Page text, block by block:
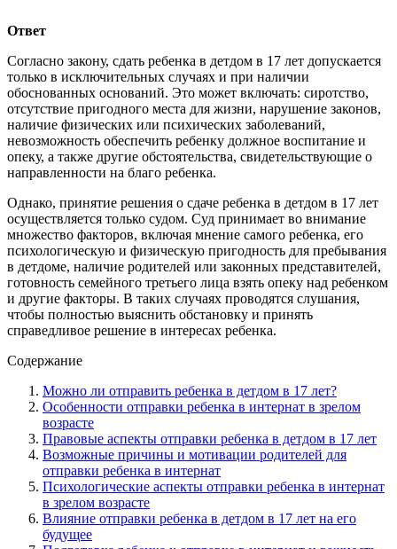
Ответ
Согласно закону, сдать ребенка в детдом в 17 лет допускается
только в исключительных случаях и при наличии
обоснованных оснований. Это может включать: сиротство,
отсутствие пригодного места для жизни, нарушение законов,
наличие физических или психических заболеваний,
невозможность обеспечить ребенку должное воспитание и
опеку, а также другие обстоятельства, свидетельствующие о
направленности на благо ребенка.
Однако, принятие решения о сдаче ребенка в детдом в 17 лет
осуществляется только судом. Суд принимает во внимание
множество факторов, включая мнение самого ребенка, его
психологическую и физическую пригодность для пребывания
в детдоме, наличие родителей или законных представителей,
готовность семейного третьего лица взять опеку над ребенком
и другие факторы. В таких случаях проводятся слушания,
чтобы полностью выяснить обстановку и принять
справедливое решение в интересах ребенка.
Содержание
Можно ли отправить ребенка в детдом в 17 лет?
Особенности отправки ребенка в интернат в зрелом
возрасте
Правовые аспекты отправки ребенка в детдом в 17 лет
Возможные причины и мотивации родителей для
отправки ребенка в интернат
Психологические аспекты отправки ребенка в интернат
в зрелом возрасте
Влияние отправки ребенка в детдом в 17 лет на его
будущее